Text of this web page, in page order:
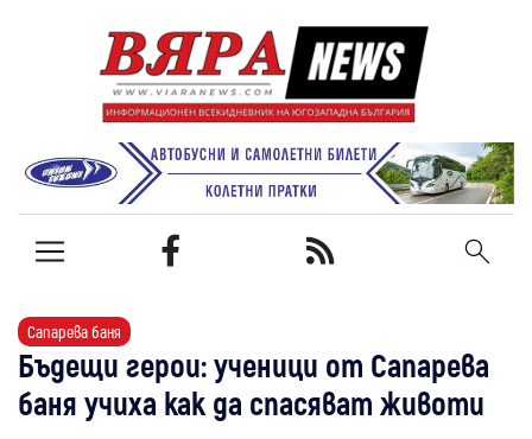
Сапарева баня
Бъдещи герои: ученици от Сапарева
баня учиха как да спасяват животи